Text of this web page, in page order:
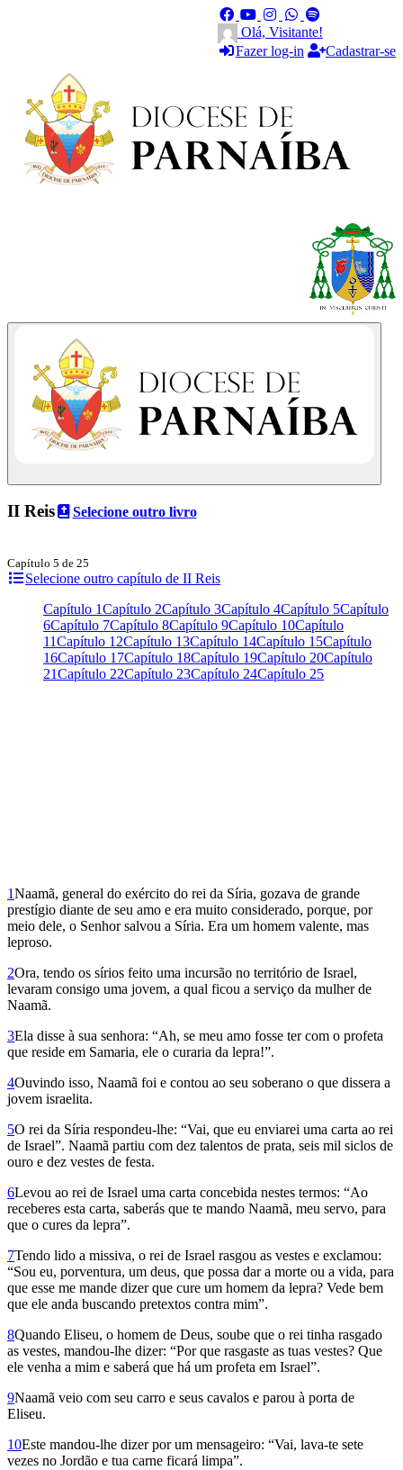
Olá, Visitante!
Fazer log-in
Cadastrar-se
II Reis Selecione outro livro
Capítulo 5 de 25
Selecione outro capítulo de II Reis
Capítulo 1Capítulo 2Capítulo 3Capítulo 4Capítulo 5Capítulo
6Capítulo 7Capítulo 8Capítulo 9Capítulo 10Capítulo
11Capítulo 12Capítulo 13Capítulo 14Capítulo 15Capítulo
16Capítulo 17Capítulo 18Capítulo 19Capítulo 20Capítulo
21Capítulo 22Capítulo 23Capítulo 24Capítulo 25
1Naamã, general do exército do rei da Síria, gozava de grande
prestígio diante de seu amo e era muito considerado, porque, por
meio dele, o Senhor salvou a Síria. Era um homem valente, mas
leproso.
2Ora, tendo os sírios feito uma incursão no território de Israel,
levaram consigo uma jovem, a qual ficou a serviço da mulher de
Naamã.
3Ela disse à sua senhora: “Ah, se meu amo fosse ter com o profeta
que reside em Samaria, ele o curaria da lepra!”.
4Ouvindo isso, Naamã foi e contou ao seu soberano o que dissera a
jovem israelita.
5O rei da Síria respondeu-lhe: “Vai, que eu enviarei uma carta ao rei
de Israel”. Naamã partiu com dez talentos de prata, seis mil siclos de
ouro e dez vestes de festa.
6Levou ao rei de Israel uma carta concebida nestes termos: “Ao
receberes esta carta, saberás que te mando Naamã, meu servo, para
que o cures da lepra”.
7Tendo lido a missiva, o rei de Israel rasgou as vestes e exclamou:
“Sou eu, porventura, um deus, que possa dar a morte ou a vida, para
que esse me mande dizer que cure um homem da lepra? Vede bem
que ele anda buscando pretextos contra mim”.
8Quando Eliseu, o homem de Deus, soube que o rei tinha rasgado
as vestes, mandou-lhe dizer: “Por que rasgaste as tuas vestes? Que
ele venha a mim e saberá que há um profeta em Israel”.
9Naamã veio com seu carro e seus cavalos e parou à porta de
Eliseu.
10Este mandou-lhe dizer por um mensageiro: “Vai, lava-te sete
vezes no Jordão e tua carne ficará limpa”.